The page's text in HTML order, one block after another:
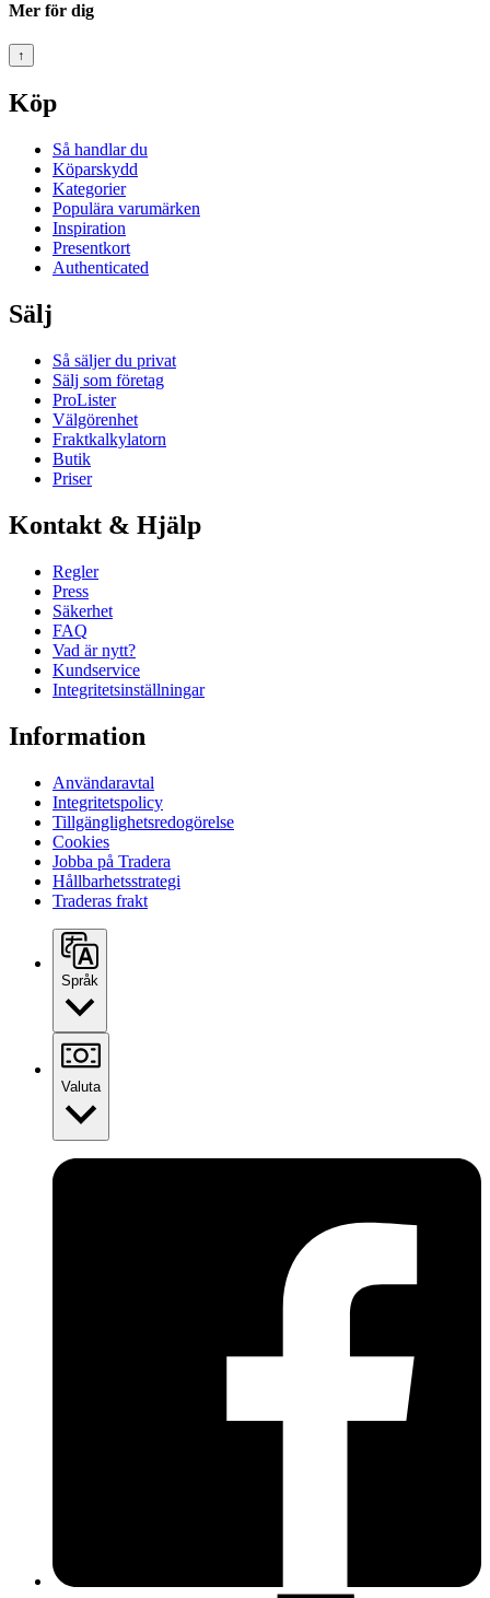
Mer för dig
↑
Köp
Så handlar du
Köparskydd
Kategorier
Populära varumärken
Inspiration
Presentkort
Authenticated
Sälj
Så säljer du privat
Sälj som företag
ProLister
Välgörenhet
Fraktkalkylatorn
Butik
Priser
Kontakt & Hjälp
Regler
Press
Säkerhet
FAQ
Vad är nytt?
Kundservice
Integritetsinställningar
Information
Användaravtal
Integritetspolicy
Tillgänglighetsredogörelse
Cookies
Jobba på Tradera
Hållbarhetsstrategi
Traderas frakt
Språk
Valuta